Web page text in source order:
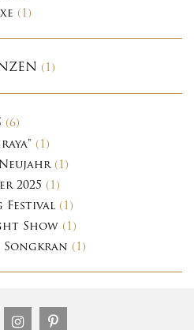
(1)
(1)
(6)
(1)
(1)
2025 (1)
Festival (1)
Show (1)
Songkran (1)